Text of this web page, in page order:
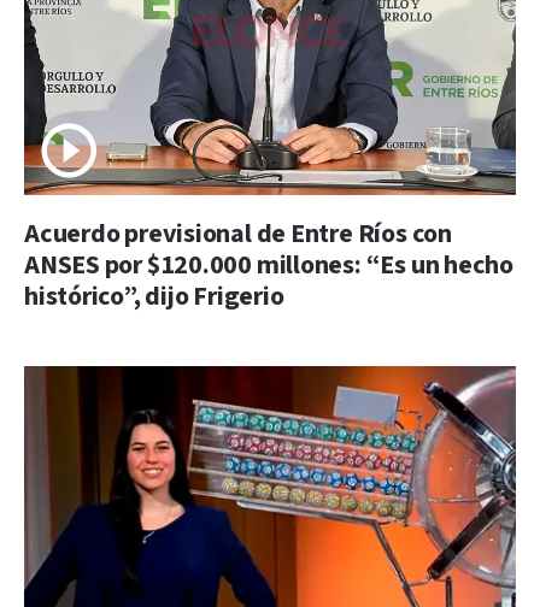
Acuerdo previsional de Entre Ríos con
ANSES por $120.000 millones: “Es un hecho
histórico”, dijo Frigerio